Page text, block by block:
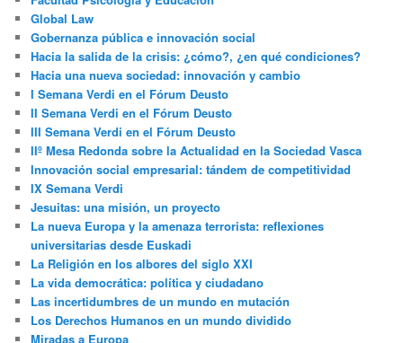
Global Law
Gobernanza pública e innovación social
Hacia la salida de la crisis: ¿cómo?, ¿en qué condiciones?
Hacia una nueva sociedad: innovación y cambio
I Semana Verdi en el Fórum Deusto
II Semana Verdi en el Fórum Deusto
III Semana Verdi en el Fórum Deusto
IIº Mesa Redonda sobre la Actualidad en la Sociedad Vasca
Innovación social empresarial: tándem de competitividad
IX Semana Verdi
Jesuitas: una misión, un proyecto
La nueva Europa y la amenaza terrorista: reflexiones
universitarias desde Euskadi
La Religión en los albores del siglo XXI
La vida democrática: política y ciudadano
Las incertidumbres de un mundo en mutación
Los Derechos Humanos en un mundo dividido
Miradas a Europa